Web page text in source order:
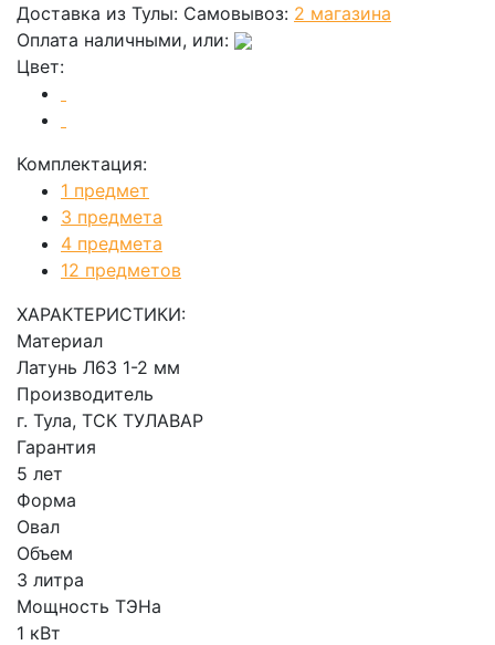
Доставка из Тулы: Самовывоз: 2 магазина
Оплата наличными, или:
Цвет:
Комплектация:
1 предмет
3 предмета
4 предмета
12 предметов
ХАРАКТЕРИСТИКИ:
Материал
Латунь Л63 1-2 мм
Производитель
г. Тула, ТСК ТУЛАВАР
Гарантия
5 лет
Форма
Овал
Объем
3 литра
Мощность ТЭНа
1 кВт